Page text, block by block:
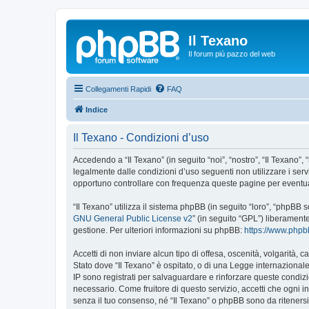
Il Texano
Il forum più pazzo del web
Collegamenti Rapidi FAQ
Indice
Il Texano - Condizioni d’uso
Accedendo a “Il Texano” (in seguito “noi”, “nostro”, “Il
legalmente dalle condizioni d’uso seguenti non utilizzare i
opportuno controllare con frequenza queste pagine per
“Il Texano” utilizza il sistema phpBB (in seguito “loro”,
GNU General Public License v2” (in seguito “GPL”)
gestione. Per ulteriori informazioni su phpBB: https://
Accetti di non inviare alcun tipo di offesa, oscenità, volgarità,
Stato dove “Il Texano” è ospitato, o di una Legge
IP sono registrati per salvaguardare e rinforzare queste
necessario. Come fruitore di questo servizio, accetti che ogni
senza il tuo consenso, né “Il Texano” o phpBB sono da